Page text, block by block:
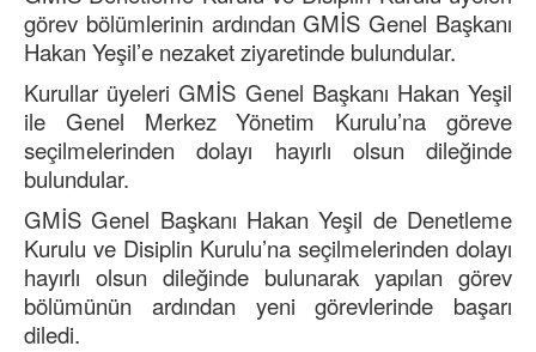
görev bölümlerinin ardından GMİS Genel Başkanı
Hakan Yeşil’e nezaket ziyaretinde bulundular.
Kurullar üyeleri GMİS Genel Başkanı Hakan Yeşil
ile Genel Merkez Yönetim Kurulu’na göreve
seçilmelerinden dolayı hayırlı olsun dileğinde
bulundular.
GMİS Genel Başkanı Hakan Yeşil de Denetleme
Kurulu ve Disiplin Kurulu’na seçilmelerinden dolayı
hayırlı olsun dileğinde bulunarak yapılan görev
bölümünün ardından yeni görevlerinde başarı
diledi.